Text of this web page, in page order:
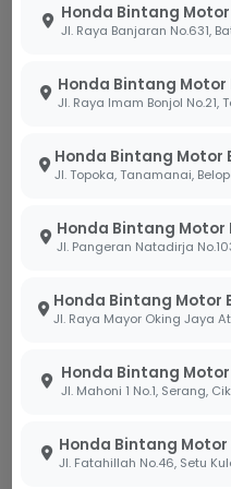
Honda Bintang
Honda Bintang Motor
Honda Bintang Motor
Honda Bintang Motor
Honda Bintang Motor
Honda Bintang
Honda Bintang Motor
Pembersih Ruang
mencegah
bakar dan katup
Menjaga
Di Bintang Motor, kami
harus memastikan
berfungsi dengan baik
saat ini kita lebih sering
Honda 4-tak yang
dukungan teknis terbaik